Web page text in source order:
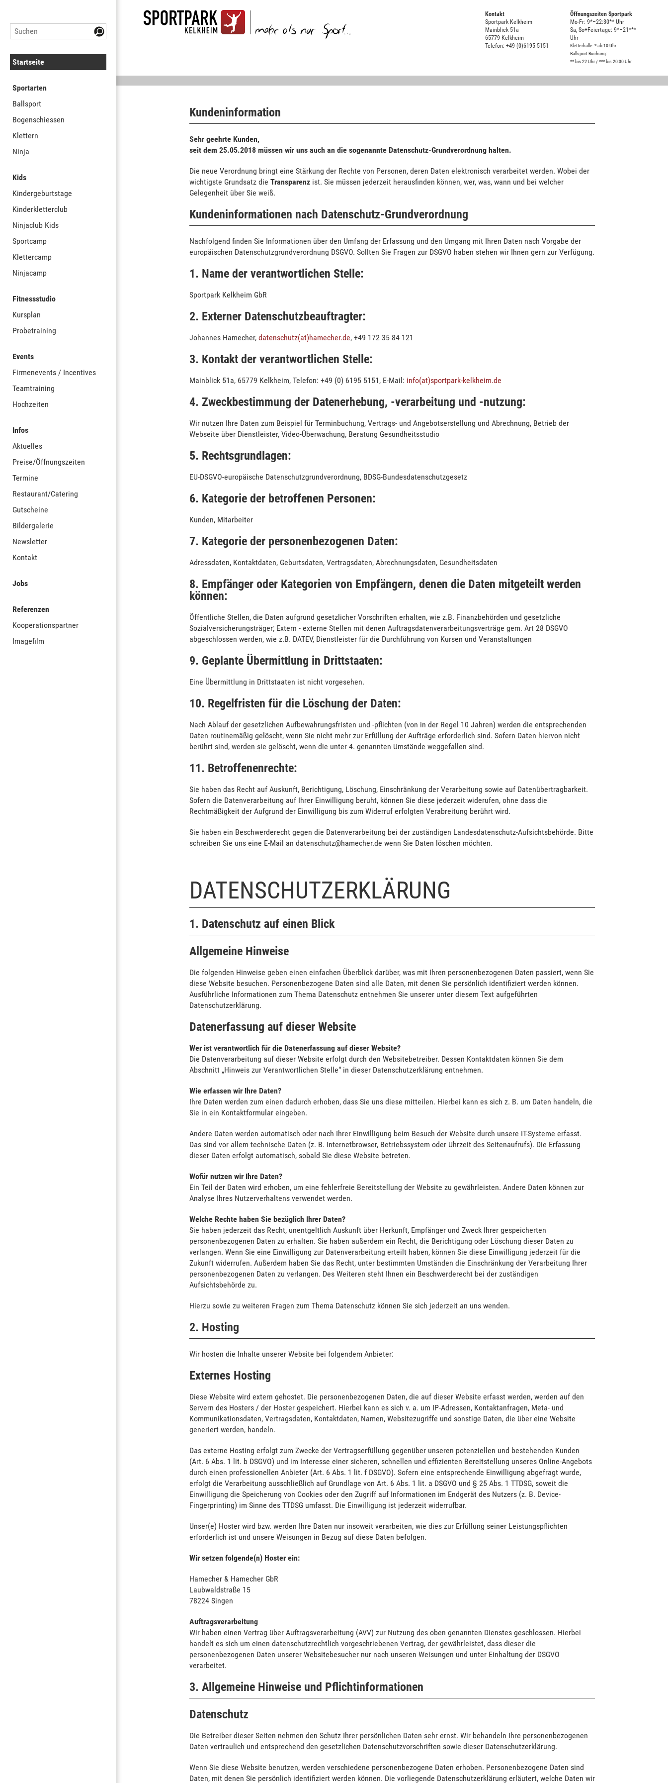
Startseite
Sportarten
Ballsport
Bogenschiessen
Klettern
Ninja
Kids
Kindergeburtstage
Kinderkletterclub
Ninjaclub Kids
Sportcamp
Klettercamp
Ninjacamp
Fitnessstudio
Kursplan
Probetraining
Events
Firmenevents / Incentives
Teamtraining
Hochzeiten
Infos
Aktuelles
Preise/Öffnungszeiten
Termine
Restaurant/Catering
Gutscheine
Bildergalerie
Newsletter
Kontakt
Jobs
Referenzen
Kooperationspartner
Imagefilm
Kontakt
Sportpark Kelkheim
Mainblick 51a
65779 Kelkheim
Telefon: +49 (0)6195 5151
Öffnungszeiten Sportpark
Mo-Fr: 9*–22:30** Uhr
Sa, So+Feiertage: 9*–21***
Uhr
Kletterhalle: * ab 10 Uhr
Ballsport-Buchung:
** bis 22 Uhr / *** bis 20:30 Uhr
Kundeninformation
Sehr geehrte Kunden,
seit dem 25.05.2018 müssen wir uns auch an die sogenannte Datenschutz-Grundverordnung halten.
Die neue Verordnung bringt eine Stärkung der Rechte von Personen, deren Daten elektronisch verarbeitet werden. Wobei der
wichtigste Grundsatz die Transparenz ist. Sie müssen jederzeit herausfinden können, wer, was, wann und bei welcher
Gelegenheit über Sie weiß.
Kundeninformationen nach Datenschutz-Grundverordnung
Nachfolgend finden Sie Informationen über den Umfang der Erfassung und den Umgang mit Ihren Daten nach Vorgabe der
europäischen Datenschutzgrundverordnung DSGVO. Sollten Sie Fragen zur DSGVO haben stehen wir Ihnen gern zur Verfügung.
1. Name der verantwortlichen Stelle:
Sportpark Kelkheim GbR
2. Externer Datenschutzbeauftragter:
Johannes Hamecher, datenschutz(at)hamecher.de, +49 172 35 84 121
3. Kontakt der verantwortlichen Stelle:
Mainblick 51a, 65779 Kelkheim, Telefon: +49 (0) 6195 5151, E-Mail: info(at)sportpark-kelkheim.de
4. Zweckbestimmung der Datenerhebung, -verarbeitung und -nutzung:
Wir nutzen Ihre Daten zum Beispiel für Terminbuchung, Vertrags- und Angebotserstellung und Abrechnung, Betrieb der
Webseite über Dienstleister, Video-Überwachung, Beratung Gesundheitsstudio
5. Rechtsgrundlagen:
EU-DSGVO-europäische Datenschutzgrundverordnung, BDSG-Bundesdatenschutzgesetz
6. Kategorie der betroffenen Personen:
Kunden, Mitarbeiter
7. Kategorie der personenbezogenen Daten:
Adressdaten, Kontaktdaten, Geburtsdaten, Vertragsdaten, Abrechnungsdaten, Gesundheitsdaten
8. Empfänger oder Kategorien von Empfängern, denen die Daten mitgeteilt werden
können:
Öffentliche Stellen, die Daten aufgrund gesetzlicher Vorschriften erhalten, wie z.B. Finanzbehörden und gesetzliche
Sozialversicherungsträger; Extern - externe Stellen mit denen Auftragsdatenverarbeitungsverträge gem. Art 28 DSGVO
abgeschlossen werden, wie z.B. DATEV, Dienstleister für die Durchführung von Kursen und Veranstaltungen
9. Geplante Übermittlung in Drittstaaten:
Eine Übermittlung in Drittstaaten ist nicht vorgesehen.
10. Regelfristen für die Löschung der Daten:
Nach Ablauf der gesetzlichen Aufbewahrungsfristen und -pflichten (von in der Regel 10 Jahren) werden die entsprechenden
Daten routinemäßig gelöscht, wenn Sie nicht mehr zur Erfüllung der Aufträge erforderlich sind. Sofern Daten hiervon nicht
berührt sind, werden sie gelöscht, wenn die unter 4. genannten Umstände weggefallen sind.
11. Betroffenenrechte:
Sie haben das Recht auf Auskunft, Berichtigung, Löschung, Einschränkung der Verarbeitung sowie auf Datenübertragbarkeit.
Sofern die Datenverarbeitung auf Ihrer Einwilligung beruht, können Sie diese jederzeit widerufen, ohne dass die
Rechtmäßigkeit der Aufgrund der Einwilligung bis zum Widerruf erfolgten Verabreitung berührt wird.
Sie haben ein Beschwerderecht gegen die Datenverarbeitung bei der zuständigen Landesdatenschutz-Aufsichtsbehörde. Bitte
schreiben Sie uns eine E-Mail an datenschutz@hamecher.de wenn Sie Daten löschen möchten.
DATENSCHUTZERKLÄRUNG
1. Datenschutz auf einen Blick
Allgemeine Hinweise
Die folgenden Hinweise geben einen einfachen Überblick darüber, was mit Ihren personenbezogenen Daten passiert, wenn Sie
diese Website besuchen. Personenbezogene Daten sind alle Daten, mit denen Sie persönlich identifiziert werden können.
Ausführliche Informationen zum Thema Datenschutz entnehmen Sie unserer unter diesem Text aufgeführten
Datenschutzerklärung.
Datenerfassung auf dieser Website
Wer ist verantwortlich für die Datenerfassung auf dieser Website?
Die Datenverarbeitung auf dieser Website erfolgt durch den Websitebetreiber. Dessen Kontaktdaten können Sie dem
Abschnitt „Hinweis zur Verantwortlichen Stelle“ in dieser Datenschutzerklärung entnehmen.
Wie erfassen wir Ihre Daten?
Ihre Daten werden zum einen dadurch erhoben, dass Sie uns diese mitteilen. Hierbei kann es sich z. B. um Daten handeln, die
Sie in ein Kontaktformular eingeben.
Andere Daten werden automatisch oder nach Ihrer Einwilligung beim Besuch der Website durch unsere IT-Systeme erfasst.
Das sind vor allem technische Daten (z. B. Internetbrowser, Betriebssystem oder Uhrzeit des Seitenaufrufs). Die Erfassung
dieser Daten erfolgt automatisch, sobald Sie diese Website betreten.
Wofür nutzen wir Ihre Daten?
Ein Teil der Daten wird erhoben, um eine fehlerfreie Bereitstellung der Website zu gewährleisten. Andere Daten können zur
Analyse Ihres Nutzerverhaltens verwendet werden.
Welche Rechte haben Sie bezüglich Ihrer Daten?
Sie haben jederzeit das Recht, unentgeltlich Auskunft über Herkunft, Empfänger und Zweck Ihrer gespeicherten
personenbezogenen Daten zu erhalten. Sie haben außerdem ein Recht, die Berichtigung oder Löschung dieser Daten zu
verlangen. Wenn Sie eine Einwilligung zur Datenverarbeitung erteilt haben, können Sie diese Einwilligung jederzeit für die
Zukunft widerrufen. Außerdem haben Sie das Recht, unter bestimmten Umständen die Einschränkung der Verarbeitung Ihrer
personenbezogenen Daten zu verlangen. Des Weiteren steht Ihnen ein Beschwerderecht bei der zuständigen
Aufsichtsbehörde zu.
Hierzu sowie zu weiteren Fragen zum Thema Datenschutz können Sie sich jederzeit an uns wenden.
2. Hosting
Wir hosten die Inhalte unserer Website bei folgendem Anbieter:
Externes Hosting
Diese Website wird extern gehostet. Die personenbezogenen Daten, die auf dieser Website erfasst werden, werden auf den
Servern des Hosters / der Hoster gespeichert. Hierbei kann es sich v. a. um IP-Adressen, Kontaktanfragen, Meta- und
Kommunikationsdaten, Vertragsdaten, Kontaktdaten, Namen, Websitezugriffe und sonstige Daten, die über eine Website
generiert werden, handeln.
Das externe Hosting erfolgt zum Zwecke der Vertragserfüllung gegenüber unseren potenziellen und bestehenden Kunden
(Art. 6 Abs. 1 lit. b DSGVO) und im Interesse einer sicheren, schnellen und effizienten Bereitstellung unseres Online-Angebots
durch einen professionellen Anbieter (Art. 6 Abs. 1 lit. f DSGVO). Sofern eine entsprechende Einwilligung abgefragt wurde,
erfolgt die Verarbeitung ausschließlich auf Grundlage von Art. 6 Abs. 1 lit. a DSGVO und § 25 Abs. 1 TTDSG, soweit die
Einwilligung die Speicherung von Cookies oder den Zugriff auf Informationen im Endgerät des Nutzers (z. B. Device-
Fingerprinting) im Sinne des TTDSG umfasst. Die Einwilligung ist jederzeit widerrufbar.
Unser(e) Hoster wird bzw. werden Ihre Daten nur insoweit verarbeiten, wie dies zur Erfüllung seiner Leistungspflichten
erforderlich ist und unsere Weisungen in Bezug auf diese Daten befolgen.
Wir setzen folgende(n) Hoster ein:
Hamecher & Hamecher GbR
Laubwaldstraße 15
78224 Singen
Auftragsverarbeitung
Wir haben einen Vertrag über Auftragsverarbeitung (AVV) zur Nutzung des oben genannten Dienstes geschlossen. Hierbei
handelt es sich um einen datenschutzrechtlich vorgeschriebenen Vertrag, der gewährleistet, dass dieser die
personenbezogenen Daten unserer Websitebesucher nur nach unseren Weisungen und unter Einhaltung der DSGVO
verarbeitet.
3. Allgemeine Hinweise und Pflicht­informationen
Datenschutz
Die Betreiber dieser Seiten nehmen den Schutz Ihrer persönlichen Daten sehr ernst. Wir behandeln Ihre personenbezogenen
Daten vertraulich und entsprechend den gesetzlichen Datenschutzvorschriften sowie dieser Datenschutzerklärung.
Wenn Sie diese Website benutzen, werden verschiedene personenbezogene Daten erhoben. Personenbezogene Daten sind
Daten, mit denen Sie persönlich identifiziert werden können. Die vorliegende Datenschutzerklärung erläutert, welche Daten wir